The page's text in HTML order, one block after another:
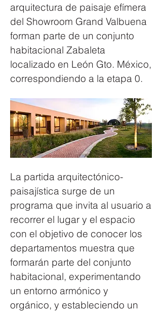
arquitectura de paisaje efímera
del Showroom Grand Valbuena
forman parte de un conjunto
habitacional Zabaleta
localizado en León Gto. México,
correspondiendo a la etapa 0.
La partida arquitectónico-
paisajística surge de un
programa que invita al usuario a
recorrer el lugar y el espacio
con el objetivo de conocer los
departamentos muestra que
formarán parte del conjunto
habitacional, experimentando
un entorno armónico y
orgánico, y estableciendo un